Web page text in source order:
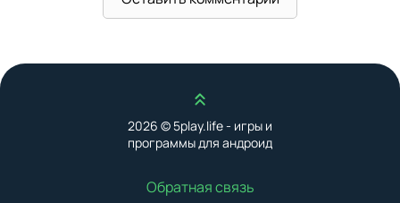
Наверх
2026 © 5play.life - игры и
программы для андроид
Обратная связь